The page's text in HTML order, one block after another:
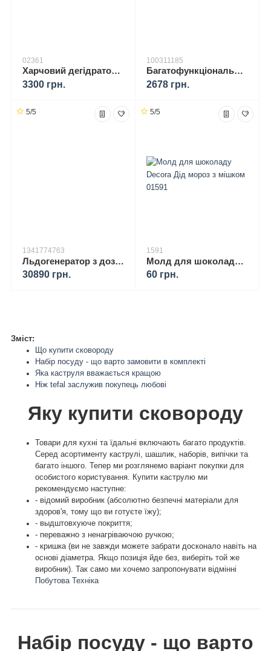
02361
Харчовий дегідратор YOER VitaSave FD01S
3300 грн.
100311185
Багатофункціональна електрична сковорода SEMP 2000 A1, 2000 Вт, Ø33 см 100311185
2678 грн.
5/5
1341774763
Льдогенератор з дозатором води YOER Ice Breaker IMW03BK
30890 грн.
5/5
1591
Молд для шоколаду Decora Дід мороз з мішком 01591
60 грн.
Зміст:
Що купити сковороду
Набір посуду - що варто замовити в комплекті
Яка каструля вважається кращою
Ніж tefal заслужив покупець любові
Яку купити сковороду
Товари для кухні та їдальні включають багато продуктів.
Серед асортименту каструлі, шашлик, наборів, випічки та
багато іншого. Тепер ми розглянемо варіант покупки для
особистого користування. Купити каструлю ми
рекомендуємо наступне:
- відомий виробник (абсолютно безпечні матеріали для
здоров'я, тому що ви готуєте їжу);
- выдштовхуюче покриття;
- переважно з ненагріваючою ручкою;
- кришка (ви не завжди можете забрати досконало навіть на
основі діаметра. Якщо позиція йде без, виберіть той же
виробник). Так само ми хочемо запропонувати відмінні
Побутова Техніка
Набір посуду - що варто